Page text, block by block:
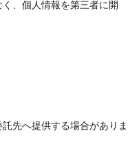
、個人情報を第三者に開
先へ提供する場合がありま